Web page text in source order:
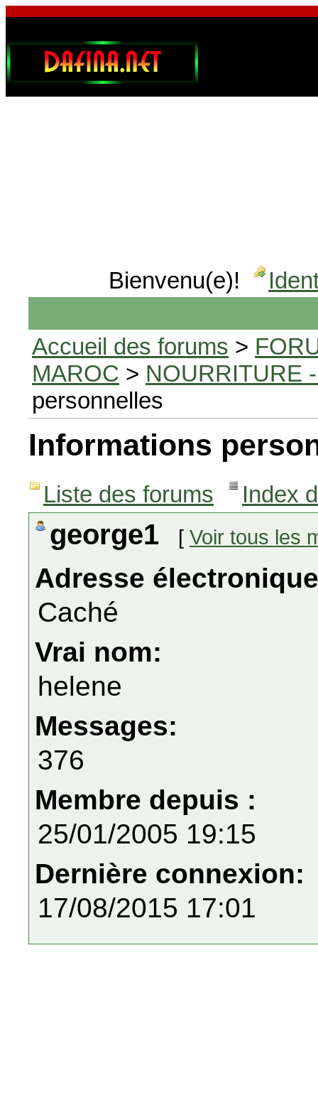
Bienvenu(e)!
Accueil des forums >
MAROC > NOURRITURE
personnelles
Informations
Liste des forums Index
george1 [ Voir tous les
Adresse
Caché
Vrai nom:
helene
Messages:
376
Membre depuis :
25/01/2005 19:15
Dernière connexion:
17/08/2015 17:01